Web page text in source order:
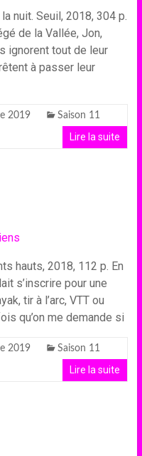
nuit. Seuil, 2018, 304 p.
de la Vallée, Jon,
ignorent tout de leur
à passer leur
2019 Saison 11
Lire la suite
hauts, 2018, 112 p. En
s’inscrire pour une
tir à l’arc, VTT ou
qu’on me demande si
2019 Saison 11
Lire la suite